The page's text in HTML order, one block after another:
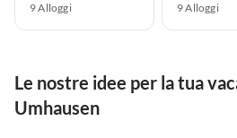
9 Alloggi 9 Alloggi
Le nostre idee per la tua
Umhausen